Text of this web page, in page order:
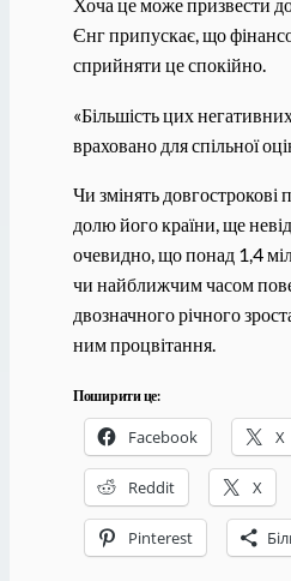
Хоча це може призвести
Єнг припускає, що
сприйняти це спокійно.
«Більшість цих
враховано для спільної
Чи змінять
долю його країни, ще
очевидно, що понад 1,4
чи найближчим часом
двозначного річного
ним процвітання.
Поширити це:
Facebook X
Reddit X
Pinterest